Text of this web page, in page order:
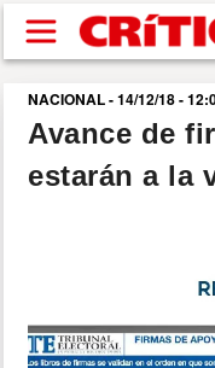
Pasar al contenido
buscar
SUCESOS
NACIONAL - 14/12/18 -
Avance de
estarán a la